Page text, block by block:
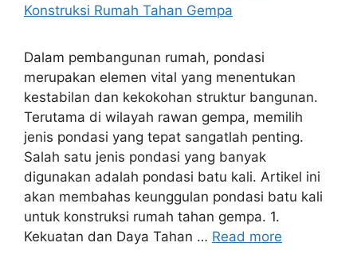
Dalam pembangunan rumah, pondasi
merupakan elemen vital yang menentukan
kestabilan dan kekokohan struktur bangunan.
Terutama di wilayah rawan gempa, memilih
jenis pondasi yang tepat sangatlah penting.
Salah satu jenis pondasi yang banyak
digunakan adalah pondasi batu kali. Artikel ini
akan membahas keunggulan pondasi batu kali
untuk konstruksi rumah tahan gempa. 1.
Kekuatan dan Daya Tahan … Read more